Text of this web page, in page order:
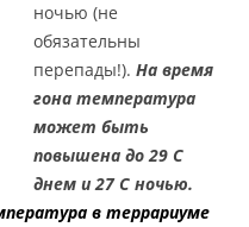
ночью (не
обязательны
перепады!). На время
гона температура
может быть
повышена до 29 С
днем и 27 С ночью.
в террариуме